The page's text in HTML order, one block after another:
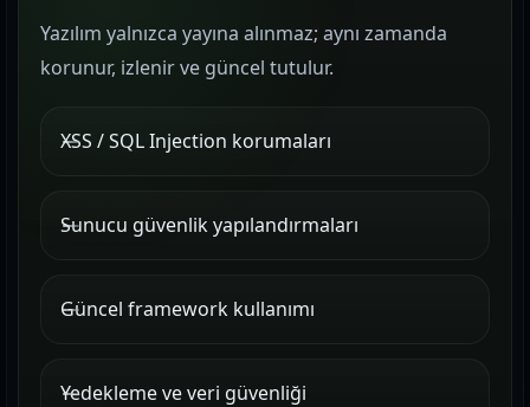
Yazılım yalnızca yayına alınmaz; aynı zamanda
korunur, izlenir ve güncel tutulur.
XSS / SQL Injection korumaları
Sunucu güvenlik yapılandırmaları
Güncel framework kullanımı
Yedekleme ve veri güvenliği